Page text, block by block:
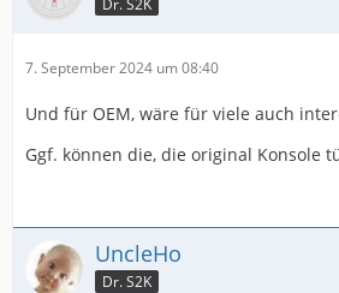
7. September 2024 um 08:40
Und für OEM, wäre für viele auch
Ggf. können die, die original Konsole
UncleHo
Dr. S2K